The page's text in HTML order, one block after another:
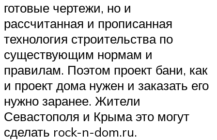
готовые чертежи, но и
рассчитанная и прописанная
технология строительства по
существующим нормам и
правилам. Поэтом проект бани, как
и проект дома нужен и заказать его
нужно заранее. Жители
Севастополя и Крыма это могут
сделать rock-n-dom.ru.